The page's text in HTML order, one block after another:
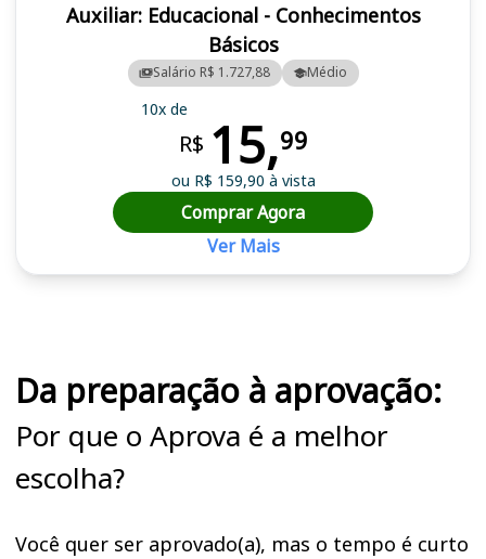
Auxiliar: Educacional - Conhecimentos
Básicos
Salário R$ 1.727,88 Médio
10x de
R$ 15,99
ou R$ 159,90 à vista
Comprar Agora
Ver Mais
Da preparação à aprovação:
Por que o Aprova é a melhor
escolha?
Você quer ser aprovado(a), mas o tempo é curto